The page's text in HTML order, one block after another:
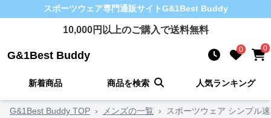
スポーツウェア専門通販サイトG&1Best Buddy
10,000円以上のご購入で送料無料
G&1Best Buddy 0 0
新着商品 商品を検索 人気ランキング
G&1Best Buddy TOP › メンズの一覧 › スポーツウェア シンプル